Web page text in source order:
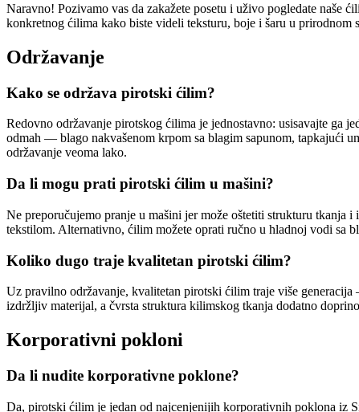
Naravno! Pozivamo vas da zakažete posetu i uživo pogledate naše
konkretnog ćilima kako biste videli teksturu, boje i šaru u prirodnom
Održavanje
Kako se održava pirotski ćilim?
Redovno održavanje pirotskog ćilima je jednostavno: usisavajte ga
odmah — blago nakvašenom krpom sa blagim sapunom, tapkajući
održavanje veoma lako.
Da li mogu prati pirotski ćilim u mašini?
Ne preporučujemo pranje u mašini jer može oštetiti strukturu tkanja
tekstilom. Alternativno, ćilim možete oprati ručno u hladnoj vodi sa
Koliko dugo traje kvalitetan pirotski ćilim?
Uz pravilno održavanje, kvalitetan pirotski ćilim traje više
izdržljiv materijal, a čvrsta struktura kilimskog tkanja dodatno
Korporativni pokloni
Da li nudite korporativne poklone?
Da, pirotski ćilim je jedan od najcenjenijih korporativnih poklona iz